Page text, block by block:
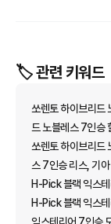
🏷️ 관련 키워드
쏘렌토 하이브리드
드 노블레스 7인승
쏘렌토 하이브리드
스 7인승 리스, 기
H-Pick 블랙 익스
H-Pick 블랙 익스